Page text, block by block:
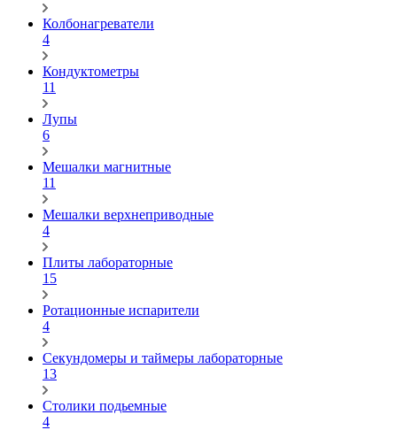
Колбонагреватели
4
Кондуктометры
11
Лупы
6
Мешалки магнитные
11
Мешалки верхнеприводные
4
Плиты лабораторные
15
Ротационные испарители
4
Секундомеры и таймеры лабораторные
13
Столики подьемные
4